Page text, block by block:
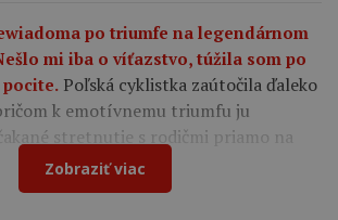
po triumfe na legendárnom
mi iba o víťazstvo, túžila som po
Poľská cyklistka zaútočila ďaleko
k emotívnemu triumfu ju
stretnutie s rodičmi priamo na
Zobraziť viac